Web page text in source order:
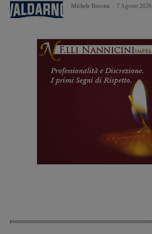
Michele Bossini 7 Agosto 2026